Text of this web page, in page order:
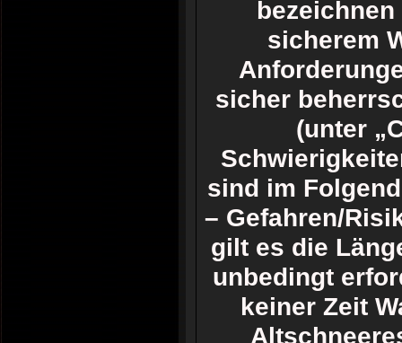
sicherem
sicher
(unter
sind im
– Gefahren/
gilt es die
unbedingt
keiner Zeit